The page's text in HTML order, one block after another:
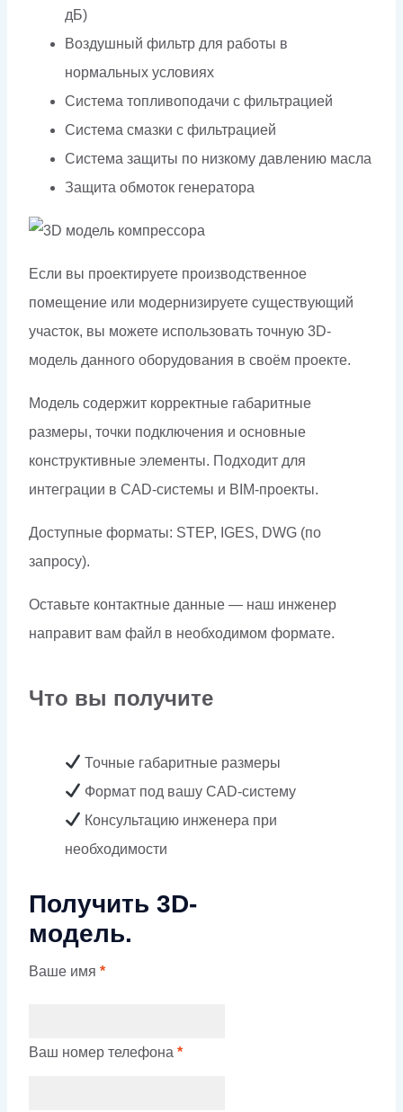
дБ)
Воздушный фильтр для работы в
нормальных условиях
Система топливоподачи с фильтрацией
Система смазки с фильтрацией
Система защиты по низкому давлению масла
Защита обмоток генератора
Если вы проектируете производственное
помещение или модернизируете существующий
участок, вы можете использовать точную 3D-
модель данного оборудования в своём проекте.
Модель содержит корректные габаритные
размеры, точки подключения и основные
конструктивные элементы. Подходит для
интеграции в CAD-системы и BIM-проекты.
Доступные форматы: STEP, IGES, DWG (по
запросу).
Оставьте контактные данные — наш инженер
направит вам файл в необходимом формате.
Что вы получите
Точные габаритные размеры
Формат под вашу CAD-систему
Консультацию инженера при
необходимости
Получить 3D-
модель.
Ваше имя *
Ваш номер телефона *